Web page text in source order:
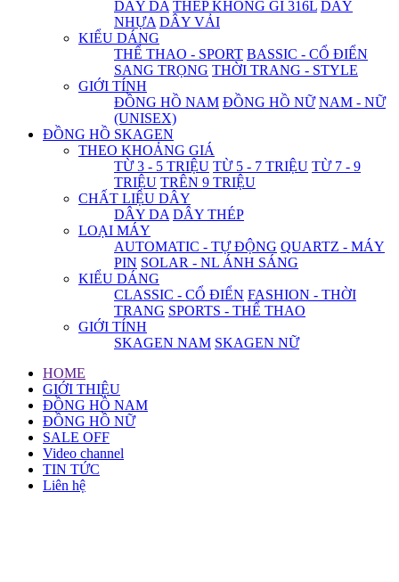
DÂY DA THÉP KHÔNG GỈ 316L DÂY
NHỰA DÂY VẢI
KIỂU DÁNG
THỂ THAO - SPORT BASSIC - CỔ ĐIỂN
SANG TRỌNG THỜI TRANG - STYLE
GIỚI TÍNH
ĐỒNG HỒ NAM ĐỒNG HỒ NỮ NAM - NỮ
(UNISEX)
ĐỒNG HỒ SKAGEN
THEO KHOẢNG GIÁ
TỪ 3 - 5 TRIỆU TỪ 5 - 7 TRIỆU TỪ 7 - 9
TRIỆU TRÊN 9 TRIỆU
CHẤT LIỆU DÂY
DÂY DA DÂY THÉP
LOẠI MÁY
AUTOMATIC - TỰ ĐỘNG QUARTZ - MÁY
PIN SOLAR - NL ÁNH SÁNG
KIỂU DÁNG
CLASSIC - CỔ ĐIỂN FASHION - THỜI
TRANG SPORTS - THỂ THAO
GIỚI TÍNH
SKAGEN NAM SKAGEN NỮ
HOME
GIỚI THIỆU
ĐỒNG HỒ NAM
ĐỒNG HỒ NỮ
SALE OFF
Video channel
TIN TỨC
Liên hệ